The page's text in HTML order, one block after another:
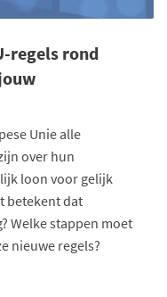
regels rond
Unie alle
over hun
loon voor gelijk
betekent dat
Welke stappen moet
nieuwe regels?